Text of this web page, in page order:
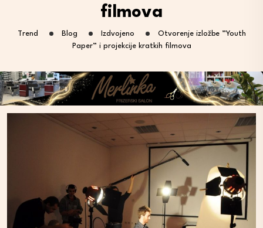
filmova
Trend Blog Izdvojeno
Otvorenje izložbe ”Youth
Paper” i projekcije kratkih filmova